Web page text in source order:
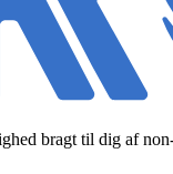
bragt til dig af